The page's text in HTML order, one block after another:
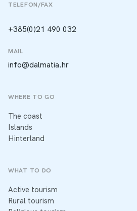
TELEFON/FAX
+385(0)21 490 032
MAIL
info@dalmatia.hr
WHERE TO GO
The coast
Islands
Hinterland
WHAT TO DO
Active tourism
Rural tourism